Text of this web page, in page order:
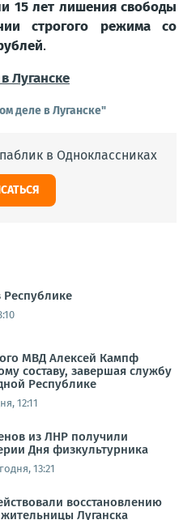
15 лет лишения свободы
строгого режима со
.
Луганске
деле в Луганске"
в Одноклассниках
Республике
МВД Алексей Кампф
составу, завершая службу
Республике
12:11
из ЛНР получили
Дня физкультурника
13:21
восстановлению
Луганска